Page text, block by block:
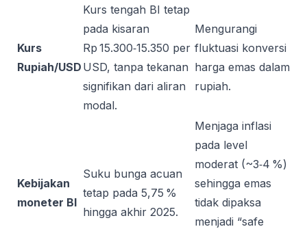
Kurs
Rupiah/USD
Kurs tengah BI tetap
pada kisaran
Rp 15.300‑15.350 per
USD, tanpa tekanan
signifikan dari aliran
modal.
Mengurangi
fluktuasi konversi
harga emas dalam
rupiah.
Kebijakan
moneter BI
Suku bunga acuan
tetap pada 5,75 %
hingga akhir 2025.
Menjaga inflasi
pada level
moderat (~3‑4 %)
sehingga emas
tidak dipaksa
menjadi “safe